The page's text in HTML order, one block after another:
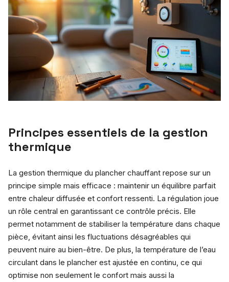
Principes essentiels de la gestion
thermique
La gestion thermique du plancher chauffant repose sur un
principe simple mais efficace : maintenir un équilibre parfait
entre chaleur diffusée et confort ressenti. La régulation joue
un rôle central en garantissant ce contrôle précis. Elle
permet notamment de stabiliser la température dans chaque
pièce, évitant ainsi les fluctuations désagréables qui
peuvent nuire au bien-être. De plus, la température de l’eau
circulant dans le plancher est ajustée en continu, ce qui
optimise non seulement le confort mais aussi la